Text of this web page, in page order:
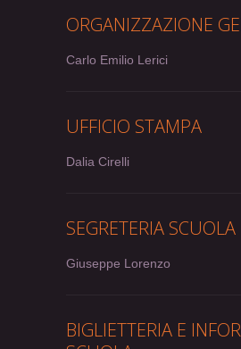
ORGANIZZAZIONE
Carlo Emilio Lerici
UFFICIO STAMPA
Dalia Cirelli
SEGRETERIA SCUOLA
Giuseppe Lorenzo
BIGLIETTERIA E